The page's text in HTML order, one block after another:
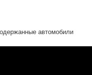
автомобили